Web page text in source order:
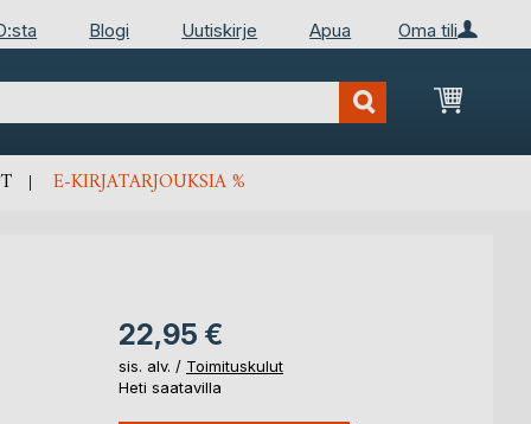
Oma tili
Blogi Uutiskirje Apua
E-KIRJATARJOUKSIA %
22,95 €
sis. alv. / Toimituskulut
Heti saatavilla